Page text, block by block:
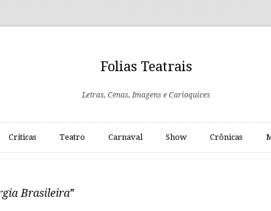
Folias Teatrais
Letras, Cenas, Imagens e Carioquices
Críticas Teatro Carnaval Show Crônicas
Brasileira”